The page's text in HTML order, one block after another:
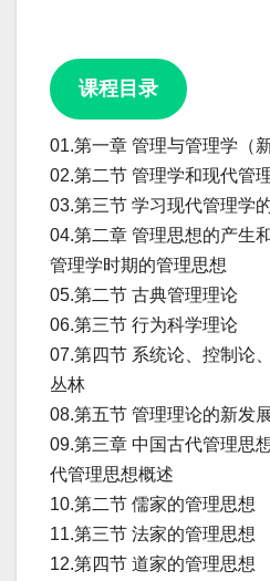
课程目录
01.第一章 管理与管理学（
02.第二节 管理学和现代管
03.第三节 学习现代管理学
04.第二章 管理思想的产生
管理学时期的管理思想
05.第二节 古典管理理论
06.第三节 行为科学理论
07.第四节 系统论、控制论
丛林
08.第五节 管理理论的新发
09.第三章 中国古代管理思
代管理思想概述
10.第二节 儒家的管理思想
11.第三节 法家的管理思想
12.第四节 道家的管理思想